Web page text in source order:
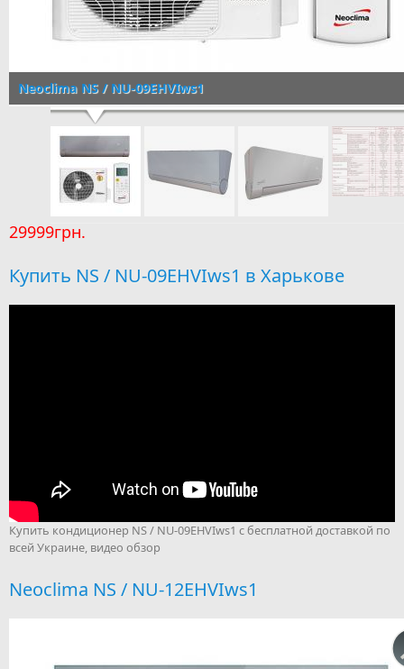
Neoclima NS / NU-09EHVIws1
29999грн.
Купить NS / NU-09EHVIws1 в Харькове
Купить кондиционер NS / NU-09EHVIws1 с бесплатной доставкой по
всей Украине, видео обзор
Neoclima NS / NU-12EHVIws1